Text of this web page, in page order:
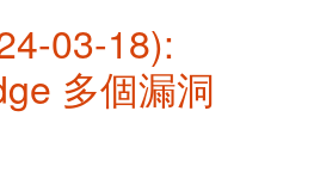
03-18):
多個漏洞